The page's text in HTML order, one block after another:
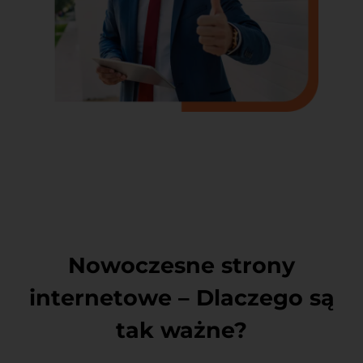
Nowoczesne strony
internetowe – Dlaczego są
tak ważne?